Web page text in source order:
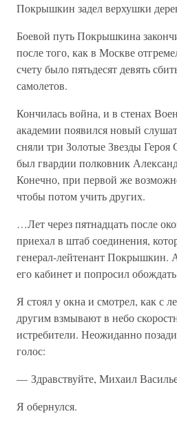
Покрышкин задел верхушки
Боевой путь Покрышкина
после того, как в Москве
счету было пятьдесят девять
самолетов.
Кончилась война, и в стенах
академии появился новый
сняли три Золотые Звезды Героя
был гвардии полковник
Конечно, при первой же
чтобы потом учить других.
…Лет через пятнадцать после
приехал в штаб соединения,
генерал-лейтенант Покрышкин.
его кабинет и попросил
Я стоял у окна и смотрел, как с
другим взмывают в небо
истребители. Неожиданно
голос:
— Здравствуйте, Михаил
Я обернулся.